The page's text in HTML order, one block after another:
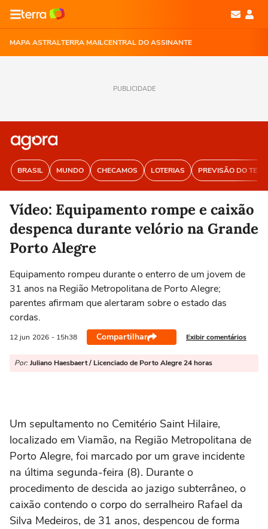
MAPA ASTRALTERRA MAILCENTRAL DO ASSINANTE
PUBLICIDADE
BRASIL MUNDO CHECAMOS LOTERIAS PREVISÃO DO
Vídeo: Equipamento rompe e caixão
despenca durante velório na Grande
Porto Alegre
Equipamento rompeu durante o enterro de um jovem de
31 anos na Região Metropolitana de Porto Alegre;
parentes afirmam que alertaram sobre o estado das
cordas.
12 jun 2026 - 15h38 Compartilhar Exibir comentários
Por: Juliano Haesbaert / Licenciado de Porto Alegre 24 horas
Um sepultamento no Cemitério Saint Hilaire,
localizado em Viamão, na Região Metropolitana de
Porto Alegre, foi marcado por um grave incidente
na última segunda-feira (8). Durante o
procedimento de descida ao jazigo subterrâneo, o
caixão contendo o corpo do serralheiro Rafael da
Silva Medeiros, de 31 anos, despencou de forma